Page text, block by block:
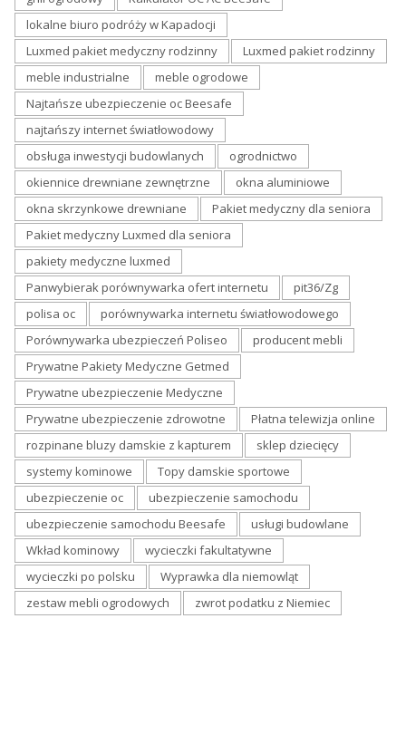
lokalne biuro podróży w Kapadocji
Luxmed pakiet medyczny rodzinny
Luxmed pakiet rodzinny
meble industrialne
meble ogrodowe
Najtańsze ubezpieczenie oc Beesafe
najtańszy internet światłowodowy
obsługa inwestycji budowlanych
ogrodnictwo
okiennice drewniane zewnętrzne
okna aluminiowe
okna skrzynkowe drewniane
Pakiet medyczny dla seniora
Pakiet medyczny Luxmed dla seniora
pakiety medyczne luxmed
Panwybierak porównywarka ofert internetu
pit36/Zg
polisa oc
porównywarka internetu światłowodowego
Porównywarka ubezpieczeń Poliseo
producent mebli
Prywatne Pakiety Medyczne Getmed
Prywatne ubezpieczenie Medyczne
Prywatne ubezpieczenie zdrowotne
Płatna telewizja online
rozpinane bluzy damskie z kapturem
sklep dziecięcy
systemy kominowe
Topy damskie sportowe
ubezpieczenie oc
ubezpieczenie samochodu
ubezpieczenie samochodu Beesafe
usługi budowlane
Wkład kominowy
wycieczki fakultatywne
wycieczki po polsku
Wyprawka dla niemowląt
zestaw mebli ogrodowych
zwrot podatku z Niemiec